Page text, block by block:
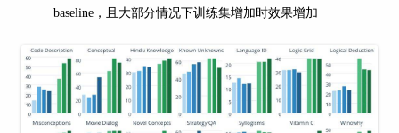
baseline，且大部分情况下训练集增加时效果增加